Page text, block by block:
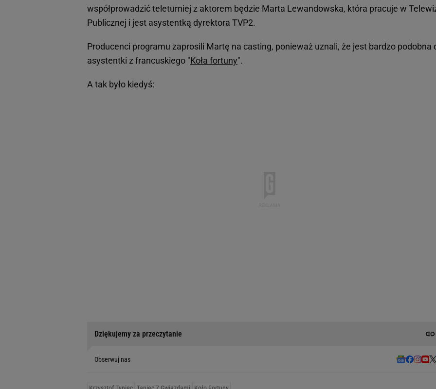
współprowadzić teleturniej z aktorem będzie Marta Lewandowska, która pracuje w
Publicznej i jest asystentką dyrektora TVP2.
Producenci programu zaprosili Martę na casting, ponieważ uznali, że jest bardzo podobna
asystentki z francuskiego "Koła fortuny".
A tak było kiedyś:
Dziękujemy za przeczytanie
Obserwuj nas